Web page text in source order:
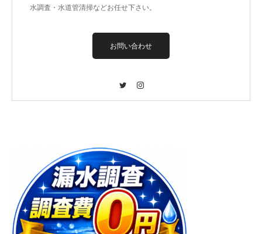
水調査・水道管清掃などお任せ下さい。
お問い合わせ